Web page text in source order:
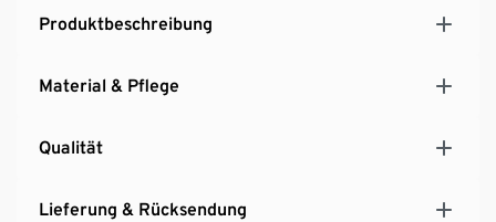
Produktbeschreibung
Material & Pflege
Qualität
Lieferung & Rücksendung